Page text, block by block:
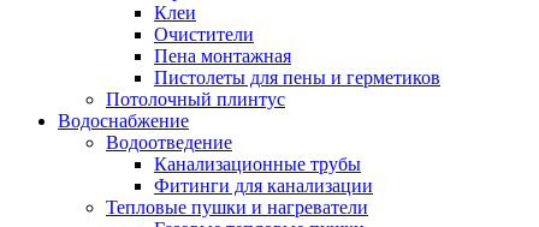
Клеи
Очистители
Пена монтажная
Пистолеты для пены и герметиков
Потолочный плинтус
Водоснабжение
Водоотведение
Канализационные трубы
Фитинги для канализации
Тепловые пушки и нагреватели